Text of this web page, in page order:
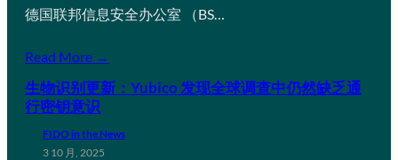
德国联邦信息安全办公室 （BS…
Read More →
生物识别更新：Yubico 发现全球调查中仍然缺乏通
行密钥意识
FIDO in the News
3 10 月, 2025